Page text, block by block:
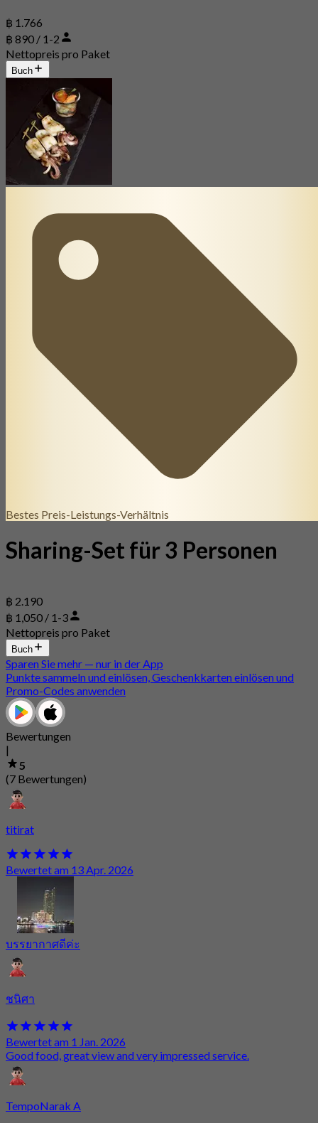
฿ 1.766
฿ 890 / 1-2
Nettopreis pro Paket
Buch
Bestes Preis-Leistungs-Verhältnis
Sharing-Set für 3 Personen
฿ 2.190
฿ 1,050 / 1-3
Nettopreis pro Paket
Buch
Sparen Sie mehr — nur in der App
Punkte sammeln und einlösen, Geschenkkarten einlösen und
Promo-Codes anwenden
Bewertungen
|
5
(7 Bewertungen)
titirat
Bewertet am 13 Apr. 2026
บรรยากาศดีค่ะ
ชนิศา
Bewertet am 1 Jan. 2026
Good food, great view and very impressed service.
TempoNarak A